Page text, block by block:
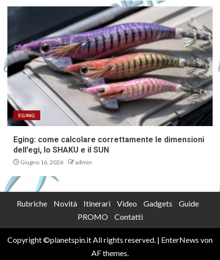
EGING
Eging: come calcolare correttamente le dimensioni
dell’egi, lo SHAKU e il SUN
Giugno 16, 2026 admin
Rubriche Novità Itinerari Video Gadgets
Guide
PROMO
Contatti
Copyright ©planetspin.it All rights reserved. | EnterNews von
AF themes.